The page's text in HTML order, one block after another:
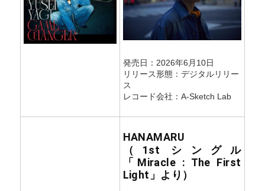
発売日：2026年6月10日
リリース形態：デジタルリリー
ス
レコード会社：A-Sketch Lab
HANAMARU
（1st シングル
「Miracle : The First
Light」より）